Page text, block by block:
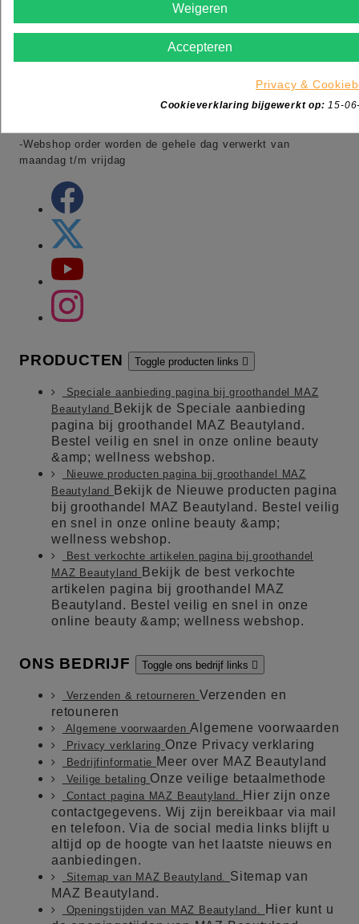
Ambacht 6 5301 KW Zaltbommel
Adres:Dotterbloemstraat 20 3053 JV Rotterdam
-dinsdag t/m vrijdag van 09:00 tot 17:00
-Webshop order worden de gehele dag verwerkt van
maandag t/m vrijdag
PRODUCTEN Toggle producten links 
Speciale aanbieding pagina bij groothandel MAZ
Beautyland
Bekijk de Speciale aanbieding
pagina bij groothandel MAZ Beautyland.
Bestel veilig en snel in onze online beauty
&amp; wellness webshop.
Nieuwe producten pagina bij groothandel MAZ
Beautyland
Bekijk de Nieuwe producten pagina
bij groothandel MAZ Beautyland. Bestel veilig
en snel in onze online beauty &amp;
wellness webshop.
Best verkochte artikelen pagina bij groothandel
MAZ Beautyland
Bekijk de best verkochte
artikelen pagina bij groothandel MAZ
Beautyland. Bestel veilig en snel in onze
online beauty &amp; wellness webshop.
ONS BEDRIJF Toggle ons bedrijf links 
Verzenden & retourneren Verzenden en
retouneren
Algemene voorwaardenAlgemene voorwaarden
Privacy verklaring Onze Privacy verklaring
Bedrijfinformatie Meer over MAZ Beautyland
Veilige betaling Onze veilige betaalmethode
Contact pagina MAZ Beautyland. Hier zijn onze
contactgegevens. Wij zijn bereikbaar via mail
en telefoon. Via de social media links blijft u
altijd op de hoogte van het laatste nieuws en
aanbiedingen.
Sitemap van MAZ Beautyland. Sitemap van
MAZ Beautyland.
Openingstijden van MAZ Beautyland.
Hier kunt u
Weigeren
Accepteren
Privacy &
Cookieverklaring bijgewerkt op: 15-